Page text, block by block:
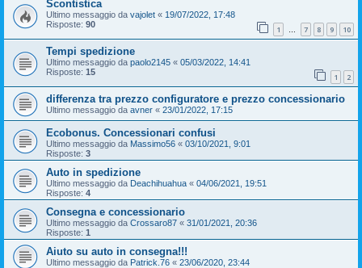
Scontistica
Ultimo messaggio da vajolet « 19/07/2022, 17:48
Risposte: 90 1 … 7 8 9 10
Tempi spedizione
Ultimo messaggio da paolo2145 « 05/03/2022, 14:41
Risposte: 15 1 2
differenza tra prezzo configuratore e prezzo concessionario
Ultimo messaggio da avner « 23/01/2022, 17:15
Ecobonus. Concessionari confusi
Ultimo messaggio da Massimo56 « 03/10/2021, 9:01
Risposte: 3
Auto in spedizione
Ultimo messaggio da Deachihuahua « 04/06/2021, 19:51
Risposte: 4
Consegna e concessionario
Ultimo messaggio da Crossaro87 « 31/01/2021, 20:36
Risposte: 1
Aiuto su auto in consegna!!!
Ultimo messaggio da Patrick.76 « 23/06/2020, 23:44